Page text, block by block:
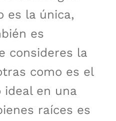
es la única,
es
consideres la
como es el
ideal en una
raíces es